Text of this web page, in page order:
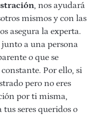
, nos ayudará
mismos y con las
asegura la experta.
junto a una persona
o que se
Por ello, si
pero no eres
por ti misma,
seres queridos o